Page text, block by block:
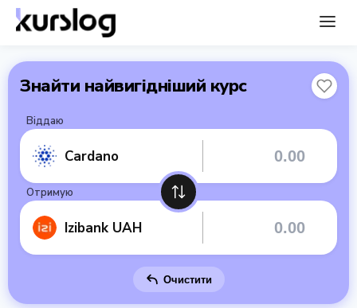
Знайти найвигідніший курс
Віддаю
Cardano
Отримую
Izibank UAH
Очистити